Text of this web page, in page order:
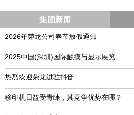
集团新闻
2026年荣龙公司春节放假通知
​2025中国(深圳)国际触摸与显示展览...
热烈欢迎荣龙进驻抖音
移印机日益受青睐，其竞争优势在哪？